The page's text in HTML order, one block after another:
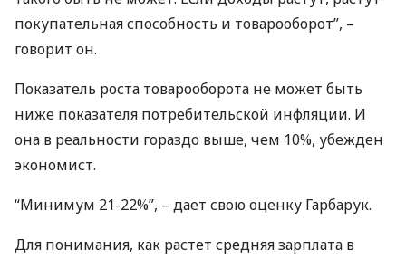
покупательная способность и товарооборот”, –
говорит он.
Показатель роста товарооборота не может быть
ниже показателя потребительской инфляции. И
она в реальности гораздо выше, чем 10%, убежден
экономист.
“Минимум 21-22%”, – дает свою оценку Гарбарук.
Для понимания, как растет средняя зарплата в